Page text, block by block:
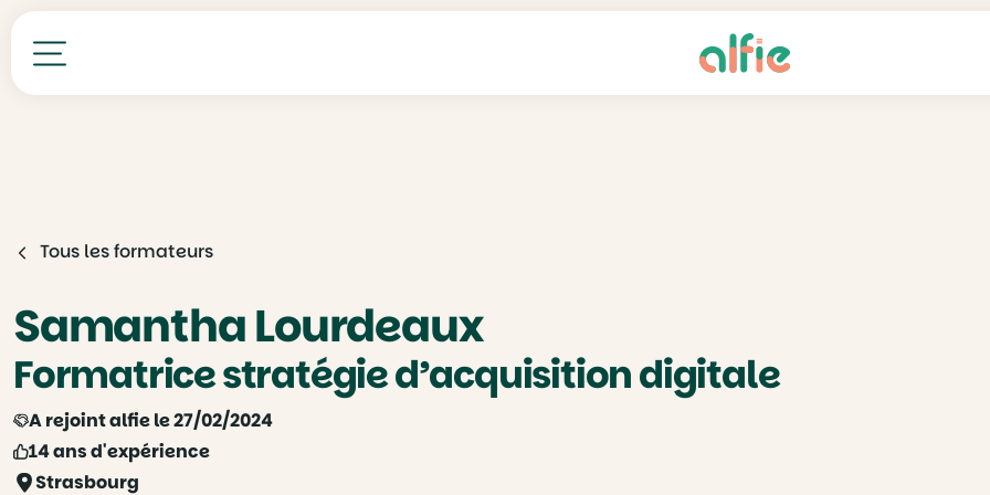
Tous les formateurs
Samantha Lourdeaux
Formatrice stratégie d’acquisition digitale
A rejoint alfie le 27/02/2024
14 ans d'expérience
Strasbourg